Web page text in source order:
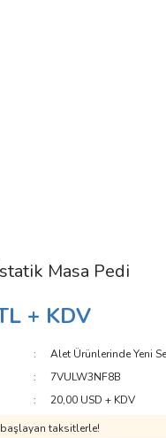
Masa Pedi
+ KDV
Alet Ürünlerinde Yeni
7VULW3NF8B
20,00 USD + KDV
taksitlerle!